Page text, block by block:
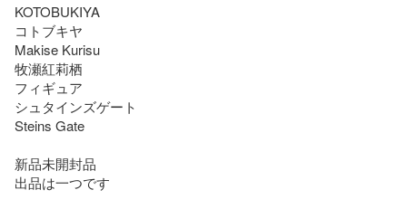
KOTOBUKIYA
コトブキヤ
Makise Kurisu
牧瀬紅莉栖
フィギュア
シュタインズゲート
Steins Gate
新品未開封品
出品は一つです